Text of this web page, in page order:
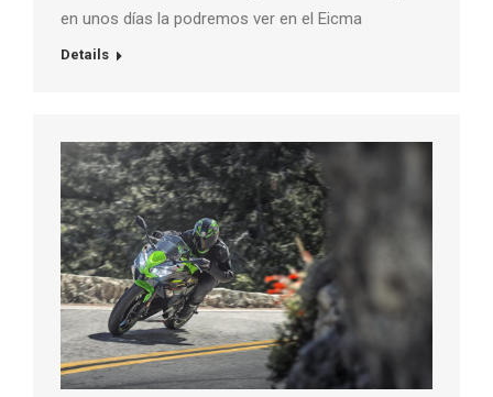
en unos días la podremos ver en el Eicma
Details